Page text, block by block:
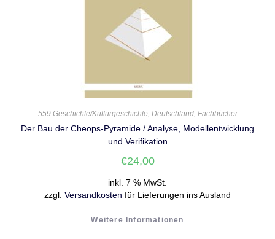
559 Geschichte/Kulturgeschichte, Deutschland, Fachbücher
Der Bau der Cheops-Pyramide / Analyse, Modellentwicklung
und Verifikation
€24,00
inkl. 7 % MwSt.
zzgl. Versandkosten für Lieferungen ins Ausland
Weitere Informationen